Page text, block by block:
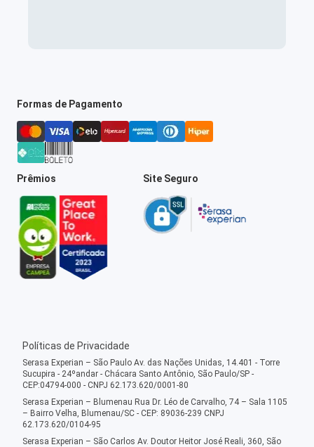
Formas de Pagamento
Prêmios Site Seguro
Políticas de Privacidade
Serasa Experian – São Paulo Av. das Nações Unidas, 14.401 - Torre
Sucupira - 24ºandar - Chácara Santo Antônio, São Paulo/SP -
CEP:04794-000 - CNPJ 62.173.620/0001-80
Serasa Experian – Blumenau Rua Dr. Léo de Carvalho, 74 – Sala 1105
– Bairro Velha, Blumenau/SC - CEP: 89036-239 CNPJ
62.173.620/0104-95
Serasa Experian – São Carlos Av. Doutor Heitor José Reali, 360, São